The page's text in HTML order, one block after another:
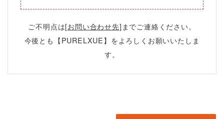
ご不明点は[お問い合わせ先] までご連絡ください。
今後とも【PURELXUE】をよろしくお願いいたしま
す。